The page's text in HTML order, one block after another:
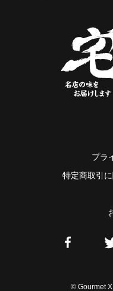
プラ
特定商取引
© Gourmet